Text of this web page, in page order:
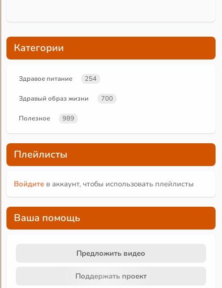
Категории
Здравое питание 254
Здравый образ жизни 700
Полезное 989
Плейлисты
Войдите в аккаунт, чтобы использовать плейлисты
Ваша помощь
Предложить видео
Поддержать проект